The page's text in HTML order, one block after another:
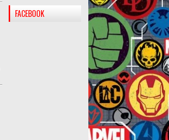
FACEBOOK